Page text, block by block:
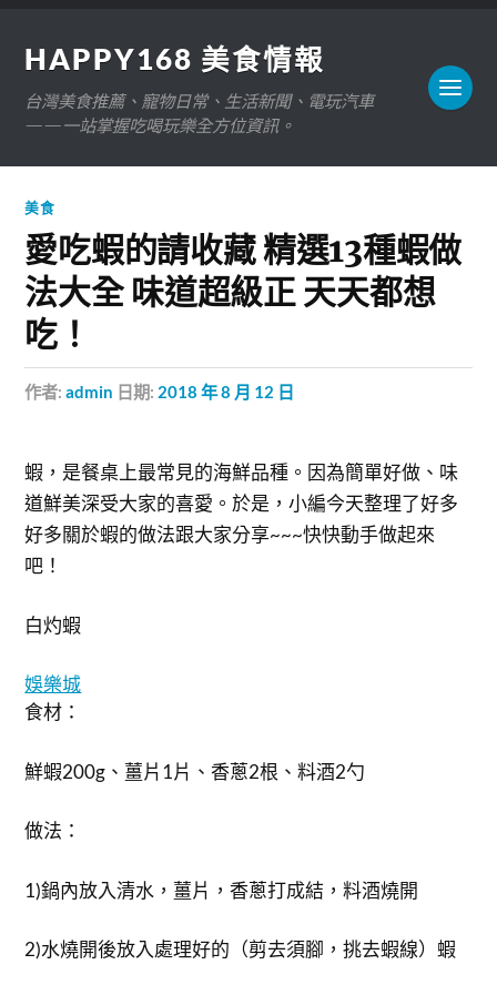
HAPPY168 美食情報
台灣美食推薦、寵物日常、生活新聞、電玩汽車
——一站掌握吃喝玩樂全方位資訊。
美食
愛吃蝦的請收藏 精選13種蝦做
法大全 味道超級正 天天都想
吃！
作者:admin 日期: 2018 年 8 月 12 日
蝦，是餐桌上最常見的海鮮品種。因為簡單好做、味
道鮮美深受大家的喜愛。於是，小編今天整理了好多
好多關於蝦的做法跟大家分享~~~快快動手做起來
吧！
白灼蝦
娛樂城
食材：
鮮蝦200g、薑片1片、香蔥2根、料酒2勺
做法：
1)鍋內放入清水，薑片，香蔥打成結，料酒燒開
2)水燒開後放入處理好的（剪去須腳，挑去蝦線）蝦